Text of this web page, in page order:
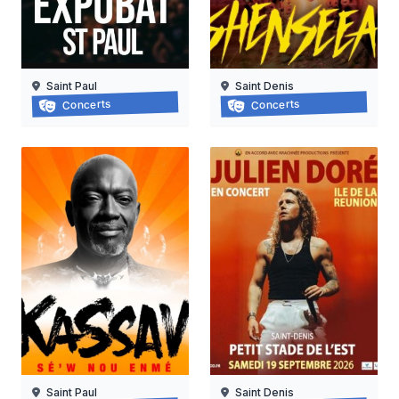
Concert des 45 ans de radio free dom
07/08/2026
Saint Paul
Concerts Shenseea en concert à la
08/08/2026
Saint Denis
Concerts
Saint Paul Saint Denis